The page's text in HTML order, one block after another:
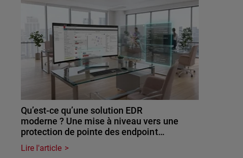
Qu’est-ce qu’une solution EDR
moderne ? Une mise à niveau vers une
protection de pointe des endpoint…
Lire l'article